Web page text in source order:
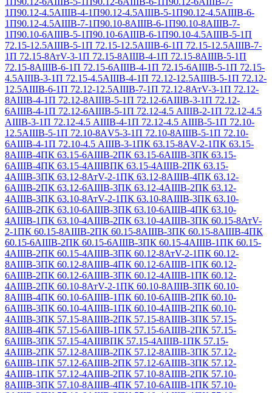
1П90.12-4.5АIIIВ-4-1П90.12-4.5АIIIВ-5-1П90.12-4.5АIIIВ-6-
1П90.12-4.5АIIIВ-7-1П90.10-8АIIIВ-6-1П90.10-8АIIIВ-7-
1П90.10-6АIIIВ-5-1П90.10-6АIIIВ-6-1П90.10-4.5АIIIВ-5-1П
72.15-12.5АIIIВ-5-1П 72.15-12.5АIIIВ-6-1П 72.15-12.5АIIIВ-7-
1П 72.15-8АтV-3-1П 72.15-8АIIIВ-4-1П 72.15-8АIIIВ-5-1П
72.15-8АIIIВ-6-1П 72.15-6АIIIВ-4-1П 72.15-6АIIIВ-5-1П 72.15-
4.5АIIIВ-3-1П 72.15-4.5АIIIВ-4-1П 72.12-12.5АIIIВ-5-1П 72.12-
12.5АIIIВ-6-1П 72.12-12.5АIIIВ-7-1П 72.12-8АтV-3-1П 72.12-
8АIIIВ-4-1П 72.12-8АIIIВ-5-1П 72.12-6АIIIВ-3-1П 72.12-
6АIIIВ-4-1П 72.12-6АIIIВ-5-1П 72.12-4.5 АIIIВ-2-1П 72.12-4.5
АIIIВ-3-1П 72.12-4.5 АIIIВ-4-1П 72.12-4.5 АIIIВ-5-1П 72.10-
12.5АIIIВ-5-1П 72.10-8АV5-3-1П 72.10-8АIIIВ-5-1П 72.10-
6АIIIВ-4-1П 72.10-4.5 АIIIВ-3-1ПК 63.15-8АV-2-1ПК 63.15-
8АIIIВ-4ПК 63.15-6АIIIВ-2ПК 63.15-6АIIIВ-3ПК 63.15-
6АIIIВ-4ПК 63.15-4АIIIВПК 63.15-4АIIIВ-2ПК 63.15-
4АIIIВ-3ПК 63.12-8АтV-2-1ПК 63.12-8АIIIВ-4ПК 63.12-
6АIIIВ-2ПК 63.12-6АIIIВ-3ПК 63.12-4АIIIВ-2ПК 63.12-
4АIIIВ-3ПК 63.10-8АтV-2-1ПК 63.10-8АIIIВ-3ПК 63.10-
6АIIIВ-2ПК 63.10-6АIIIВ-3ПК 63.10-6АIIIВ-4ПК 63.10-
4АIIIВ-1ПК 63.10-4АIIIВ-2ПК 63.10-4АIIIВ-3ПК 60.15-8АтV-
2-1ПК 60.15-8АIIIВ-2ПК 60.15-8АIIIВ-3ПК 60.15-8АIIIВ-4ПК
60.15-6АIIIВ-2ПК 60.15-6АIIIВ-3ПК 60.15-4АIIIВ-1ПК 60.15-
4АIIIВ-2ПК 60.15-4АIIIВ-3ПК 60.12-8АтV-2-1ПК 60.12-
8АIIIВ-3ПК 60.12-8АIIIВ-4ПК 60.12-6АIIIВ-1ПК 60.12-
6АIIIВ-2ПК 60.12-6АIIIВ-3ПК 60.12-4АIIIВ-1ПК 60.12-
4АIIIВ-2ПК 60.10-8АтV-2-1ПК 60.10-8АIIIВ-3ПК 60.10-
8АIIIВ-4ПК 60.10-6АIIIВ-1ПК 60.10-6АIIIВ-2ПК 60.10-
6АIIIВ-3ПК 60.10-4АIIIВ-1ПК 60.10-4АIIIВ-2ПК 60.10-
4АIIIВ-3ПК 57.15-8АIIIВ-2ПК 57.15-8АIIIВ-3ПК 57.15-
8АIIIВ-4ПК 57.15-6АIIIВ-1ПК 57.15-6АIIIВ-2ПК 57.15-
6АIIIВ-3ПК 57.15-4АIIIВПК 57.15-4АIIIВ-1ПК 57.15-
4АIIIВ-2ПК 57.12-8АIIIВ-2ПК 57.12-8АIIIВ-3ПК 57.12-
6АIIIВ-1ПК 57.12-6АIIIВ-2ПК 57.12-6АIIIВ-3ПК 57.12-
4АIIIВ-1ПК 57.12-4АIIIВ-2ПК 57.10-8АIIIВ-2ПК 57.10-
8АIIIВ-3ПК 57.10-8АIIIВ-4ПК 57.10-6АIIIВ-1ПК 57.10-